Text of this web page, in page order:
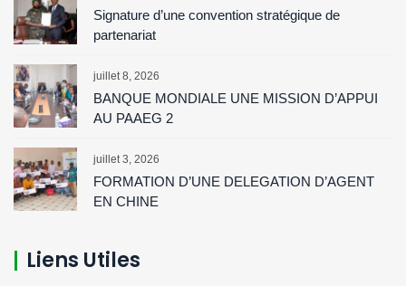
Signature d’une convention stratégique de
partenariat
juillet 8, 2026
BANQUE MONDIALE UNE MISSION D’APPUI
AU PAAEG 2
juillet 3, 2026
FORMATION D’UNE DELEGATION D’AGENT
EN CHINE
Liens Utiles